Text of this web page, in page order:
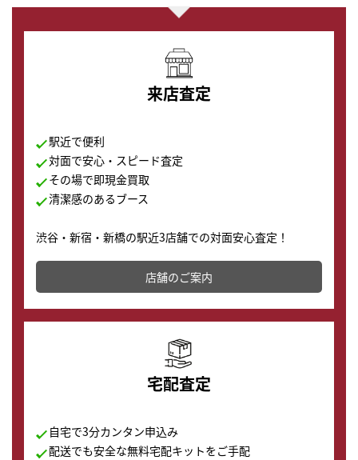
来店査定
駅近で便利
対面で安心・スピード査定
その場で即現金買取
清潔感のあるブース
渋谷・新宿・新橋の駅近3店舗での対面安心査定！
店舗を併設しており、下取りに出してお得に新しい時計
の購入もできます♪
店舗のご案内
宅配査定
自宅で3分カンタン申込み
配送でも安全な無料宅配キットをご手配